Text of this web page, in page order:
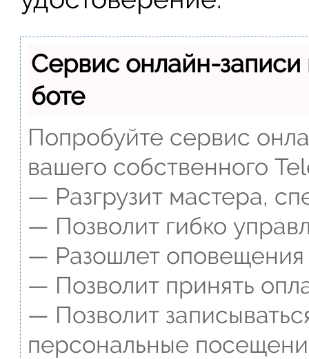
Сервис онлайн-
боте
Попробуйте сервис
вашего собственного
— Разгрузит мастера,
— Позволит гибко
— Разошлет оповещения
— Позволит принять
— Позволит
персональные